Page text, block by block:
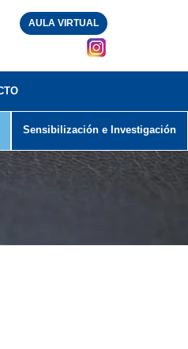
AULA VIRTUAL
Sensibilización e Investigación